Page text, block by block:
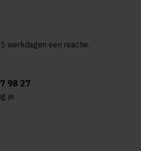
werkdagen een reactie.
98 27
je